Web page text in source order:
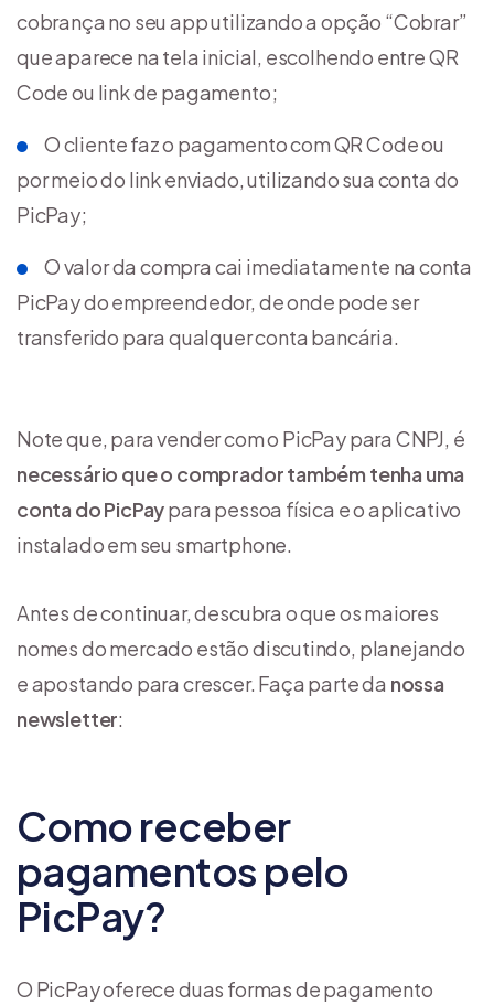
cobrança no seu app utilizando a opção “Cobrar”
que aparece na tela inicial, escolhendo entre QR
Code ou link de pagamento;
O cliente faz o pagamento com QR Code ou
por meio do link enviado, utilizando sua conta do
PicPay;
O valor da compra cai imediatamente na conta
PicPay do empreendedor, de onde pode ser
transferido para qualquer conta bancária.
Note que, para vender com o PicPay para CNPJ, é
necessário que o comprador também tenha uma
conta do PicPaypara pessoa física e o aplicativo
instalado em seu smartphone.
Antes de continuar, descubra o que os maiores
nomes do mercado estão discutindo, planejando
e apostando para crescer. Faça parte da nossa
newsletter:
Como receber
pagamentos pelo
PicPay?
O PicPay oferece duas formas de pagamento